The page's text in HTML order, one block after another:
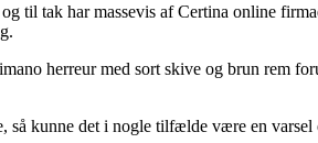
til tak har massevis af Certina online
herreur med sort skive og brun rem
kunne det i nogle tilfælde være en